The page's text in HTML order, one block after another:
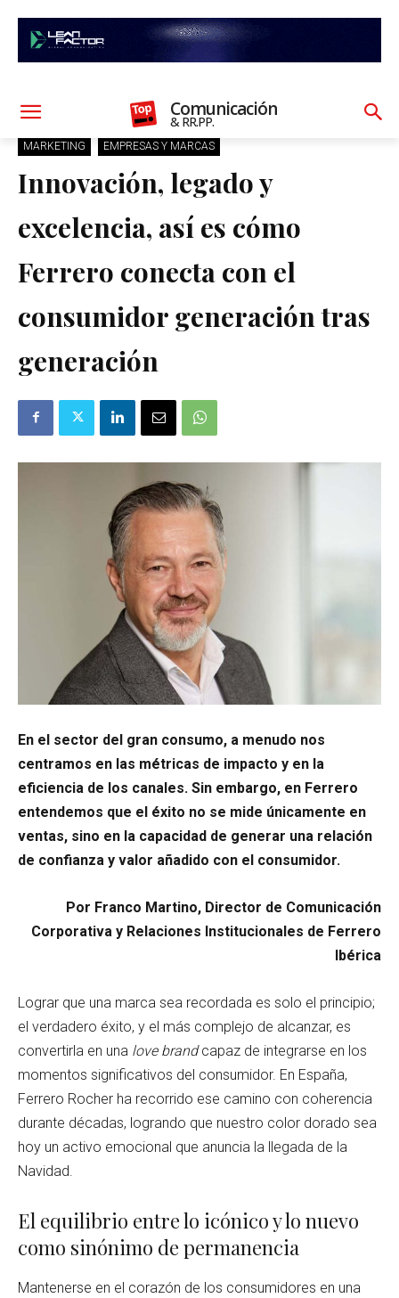
Comunicación
& RR.PP.
MARKETING EMPRESAS Y MARCAS
Innovación, legado y
excelencia, así es cómo
Ferrero conecta con el
consumidor generación tras
generación
En el sector del gran consumo, a menudo nos
centramos en las métricas de impacto y en la
eficiencia de los canales. Sin embargo, en Ferrero
entendemos que el éxito no se mide únicamente en
ventas, sino en la capacidad de generar una relación
de confianza y valor añadido con el consumidor.
Por Franco Martino, Director de Comunicación
Corporativa y Relaciones Institucionales de Ferrero
Ibérica
Lograr que una marca sea recordada es solo el principio;
el verdadero éxito, y el más complejo de alcanzar, es
convertirla en una love brandcapaz de integrarse en los
momentos significativos del consumidor. En España,
Ferrero Rocher ha recorrido ese camino con coherencia
durante décadas, logrando que nuestro color dorado sea
hoy un activo emocional que anuncia la llegada de la
Navidad.
El equilibrio entre lo icónico y lo nuevo
como sinónimo de permanencia
Mantenerse en el corazón de los consumidores en una